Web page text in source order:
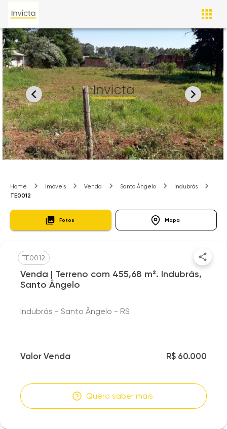
Home Imóveis Venda Santo Ângelo
Indubrás
TE0012
Fotos Mapa
TE0012
Venda | Terreno com 455,68 m². Indubrás,
Santo Ângelo
Indubrás - Santo Ângelo - RS
Valor Venda R$ 60.000
Quero saber mais